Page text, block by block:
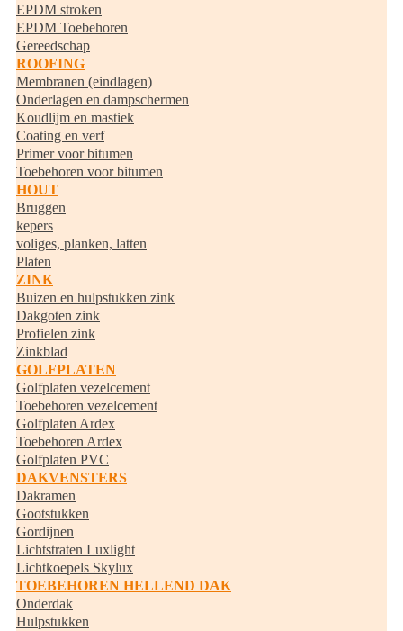
EPDM stroken
EPDM Toebehoren
Gereedschap
ROOFING
Membranen (eindlagen)
Onderlagen en dampschermen
Koudlijm en mastiek
Coating en verf
Primer voor bitumen
Toebehoren voor bitumen
HOUT
Bruggen
kepers
voliges, planken, latten
Platen
ZINK
Buizen en hulpstukken zink
Dakgoten zink
Profielen zink
Zinkblad
GOLFPLATEN
Golfplaten vezelcement
Toebehoren vezelcement
Golfplaten Ardex
Toebehoren Ardex
Golfplaten PVC
DAKVENSTERS
Dakramen
Gootstukken
Gordijnen
Lichtstraten Luxlight
Lichtkoepels Skylux
TOEBEHOREN HELLEND DAK
Onderdak
Hulpstukken